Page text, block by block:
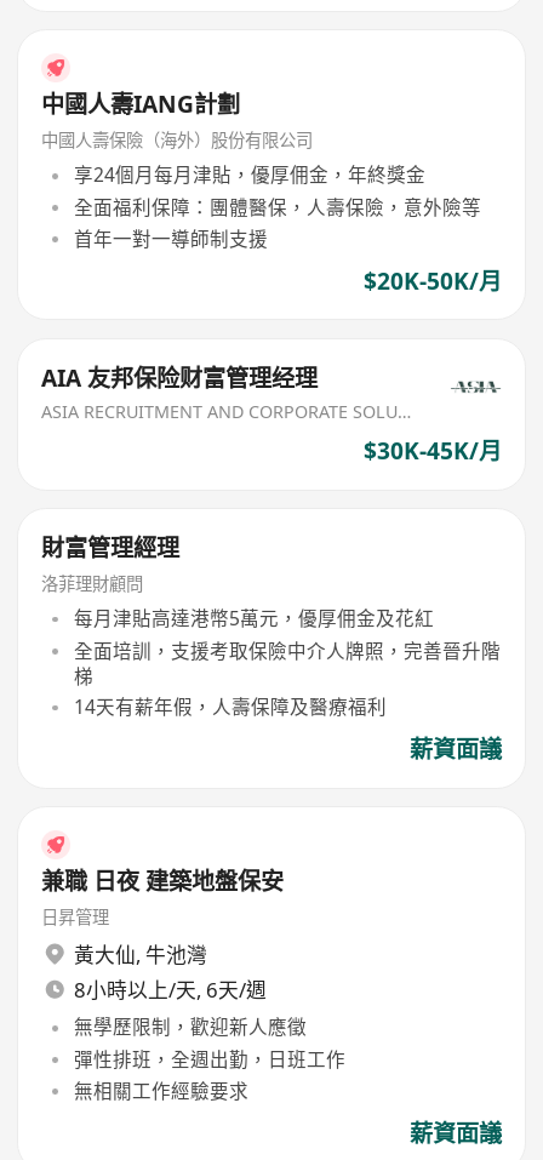
中國人壽IANG計劃
中國人壽保險（海外）股份有限公司
享24個月每月津貼，優厚佣金，年終獎金
全面福利保障：團體醫保，人壽保險，意外險等
首年一對一導師制支援
$20K-50K/月
AIA 友邦保险财富管理经理
ASIA RECRUITMENT AND CORPORATE SOLUTION LIMITED
$30K-45K/月
財富管理經理
洛菲理財顧問
每月津貼高達港幣5萬元，優厚佣金及花紅
全面培訓，支援考取保險中介人牌照，完善晉升階
梯
14天有薪年假，人壽保障及醫療福利
薪資面議
兼職 日夜 建築地盤保安
日昇管理
黃大仙, 牛池灣
8小時以上/天, 6天/週
無學歷限制，歡迎新人應徵
彈性排班，全週出勤，日班工作
無相關工作經驗要求
薪資面議